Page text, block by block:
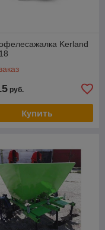
Kerland
руб.
Купить